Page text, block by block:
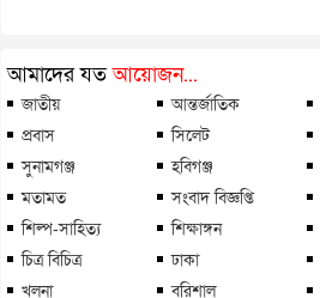
আমাদের যতআয়োজন...
জাতীয় আন্তর্জাতিক
প্রবাস
সিলেট
সুনামগঞ্জ
হবিগঞ্জ
মতামত
সংবাদ বিজ্ঞপ্তি
শিল্প-সাহিত্য
শিক্ষাঙ্গন
চিত্র বিচিত্র
ঢাকা
খুলনা
বরিশাল